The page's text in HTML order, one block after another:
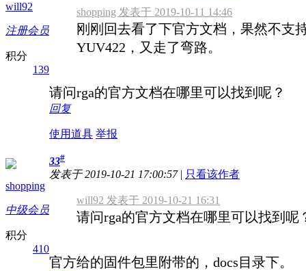
will92
注册会员
积分
139
shopping 发表于 2019-10-11 14:46
刚刚回去看了下官方文档，果然不支
YUV422，又走了弯路。
请问rga的官方文档在哪里可以找到呢？
回复
使用道具 举报
shopping
中级会员
积分
410
33#
发表于 2019-10-21 17:00:57 | 只看该作者
will92 发表于 2019-10-21 16:31
请问rga的官方文档在哪里可以找到呢
官方给的固件包里附带的，docs目录下。